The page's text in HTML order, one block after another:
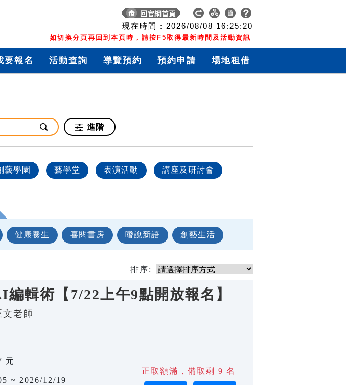
現在時間 : 2026/08/08 16:25:21
如切換分頁再回到本頁時，請按F5取得最新時間及活動資訊
要報名 活動查詢 導覽預約 預約申請 場地租借
進階
藝學園 藝學堂 表演活動 講座及研討會
健康養生 喜閱書房 嗜說新語 創藝生活
排序:
輯術【7/22上午9點開放報名】
老師
元
~ 2026/12/19
正取額滿，備取剩 9 名